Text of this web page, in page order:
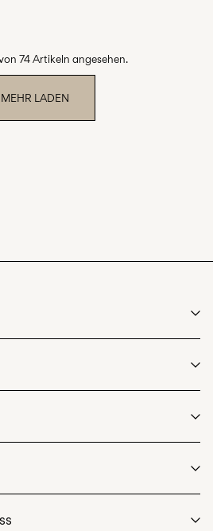
74 Artikeln angesehen.
MEHR LADEN